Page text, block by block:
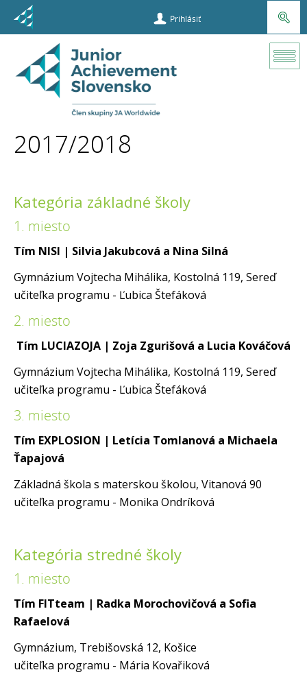
Prihlásiť
2017/2018
Kategória základné školy
1. miesto
Tím NISI | Silvia Jakubcová a Nina Silná
Gymnázium Vojtecha Mihálika, Kostolná 119, Sereď
učiteľka programu - Ľubica Štefáková
2. miesto
Tím LUCIAZOJA | Zoja Zgurišová a Lucia Kováčová
Gymnázium Vojtecha Mihálika, Kostolná 119, Sereď
učiteľka programu - Ľubica Štefáková
3. miesto
Tím EXPLOSION | Letícia Tomlanová a Michaela
Ťapajová
Základná škola s materskou školou, Vitanová 90
učiteľka programu - Monika Ondríková
Kategória stredné školy
1. miesto
Tím FITteam | Radka Morochovičová a Sofia
Rafaelová
Gymnázium, Trebišovská 12, Košice
učiteľka programu - Mária Kovařiková